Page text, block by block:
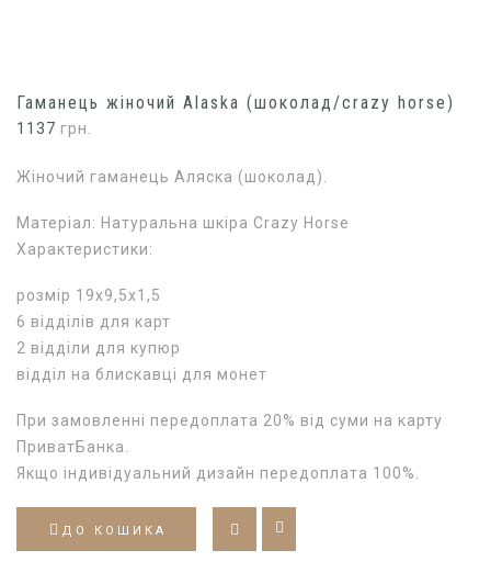
Гаманець жіночий Alaska (шоколад/crazy horse)
1137 грн.
Жіночий гаманець Аляска (шоколад).
Матеріал: Натуральна шкіра Crazy Horse
Характеристики:
розмір 19х9,5х1,5
6 відділів для карт
2 відділи для купюр
відділ на блискавці для монет
При замовленні передоплата 20% від суми на карту
ПриватБанка.
Якщо індивідуальний дизайн передоплата 100%.
ДО КОШИКА